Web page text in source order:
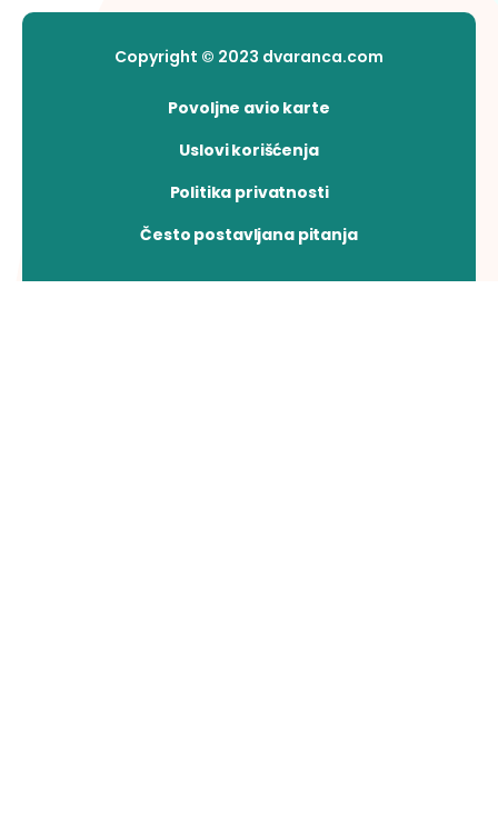
Copyright © 2023 dvaranca.com
Povoljne avio karte
Uslovi korišćenja
Politika privatnosti
Često postavljana pitanja